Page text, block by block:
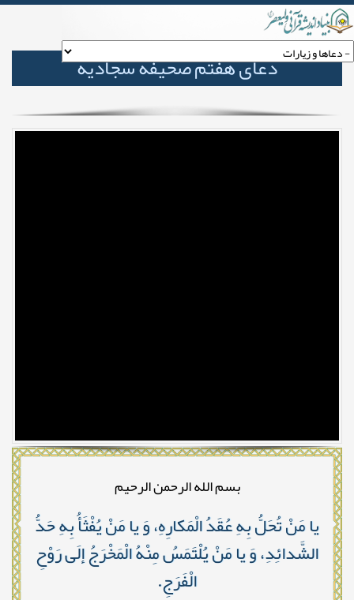
دعای هفتم صحیفه سجادیه
بسم الله الرحمن الرحيم
یا مَنْ تُحَلُّ بِهِ عُقَدُ الْمَکارِهِ، وَ یا مَنْ یُفْثَأُ بِهِ حَدُّ
الشَّدائِدِ، وَ یا مَنْ یُلْتَمَسُ مِنْهُ الْمَخْرَجُ إلَى رَوْحِ
الْفَرَجِ.